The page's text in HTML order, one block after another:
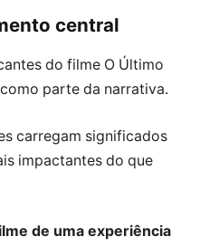
central
do filme O Último
parte da narrativa.
carregam significados
impactantes do que
de uma experiência